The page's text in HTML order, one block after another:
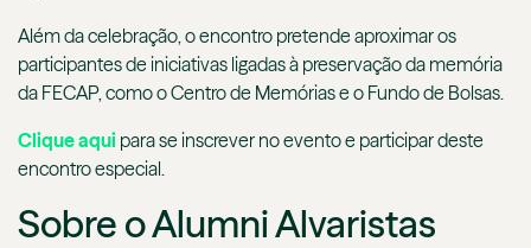
Além da celebração, o encontro pretende aproximar os
participantes de iniciativas ligadas à preservação da memória
da FECAP, como o Centro de Memórias e o Fundo de Bolsas.
Clique aqui para se inscrever no evento e participar deste
encontro especial.
Sobre o Alumni Alvaristas